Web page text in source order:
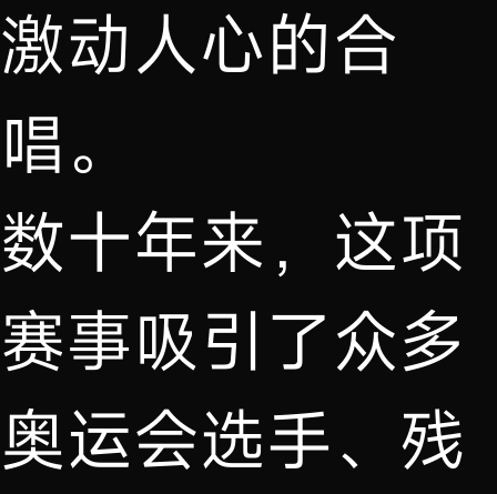
激动人心的合
唱。
数十年来，这项
赛事吸引了众多
奥运会选手、残